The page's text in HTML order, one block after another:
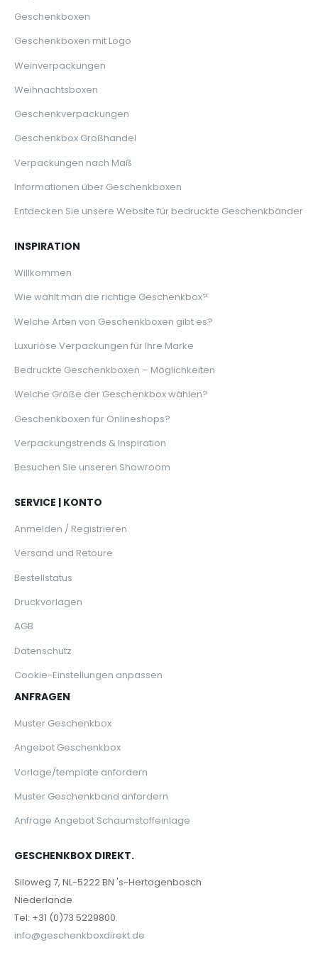
Geschenkboxen
Geschenkboxen mit Logo
Weinverpackungen
Weihnachtsboxen
Geschenkverpackungen
Geschenkbox Großhandel
Verpackungen nach Maß
Informationen über Geschenkboxen
Entdecken Sie unsere Website für bedruckte Geschenkbänder
INSPIRATION
Willkommen
Wie wählt man die richtige Geschenkbox?
Welche Arten von Geschenkboxen gibt es?
Luxuriöse Verpackungen für Ihre Marke
Bedruckte Geschenkboxen – Möglichkeiten
Welche Größe der Geschenkbox wählen?
Geschenkboxen für Onlineshops?
Verpackungstrends & Inspiration
Besuchen Sie unseren Showroom
SERVICE | KONTO
Anmelden / Registrieren
Versand und Retoure
Bestellstatus
Druckvorlagen
AGB
Datenschutz
Cookie-Einstellungen anpassen
ANFRAGEN
Muster Geschenkbox
Angebot Geschenkbox
Vorlage/template anfordern
Muster Geschenkband anfordern
Anfrage Angebot Schaumstoffeinlage
GESCHENKBOX DIREKT.
Siloweg 7, NL-5222 BN 's-Hertogenbosch
Niederlande
Tel: +31 (0)73 5229800.
info@geschenkboxdirekt.de